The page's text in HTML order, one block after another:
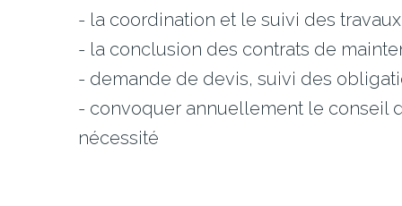
- la coordination et le suivi des
- la conclusion des contrats de
- demande de devis, suivi des
- convoquer annuellement le conseil
nécessité